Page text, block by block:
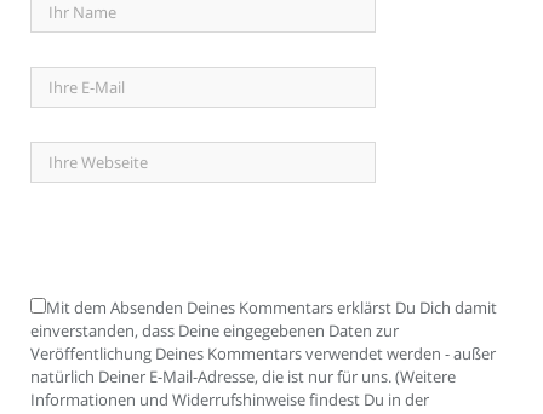
Mit dem Absenden Deines Kommentars erklärst Du Dich damit
einverstanden, dass Deine eingegebenen Daten zur
Veröffentlichung Deines Kommentars verwendet werden - außer
natürlich Deiner E-Mail-Adresse, die ist nur für uns. (Weitere
Informationen und Widerrufshinweise findest Du in der